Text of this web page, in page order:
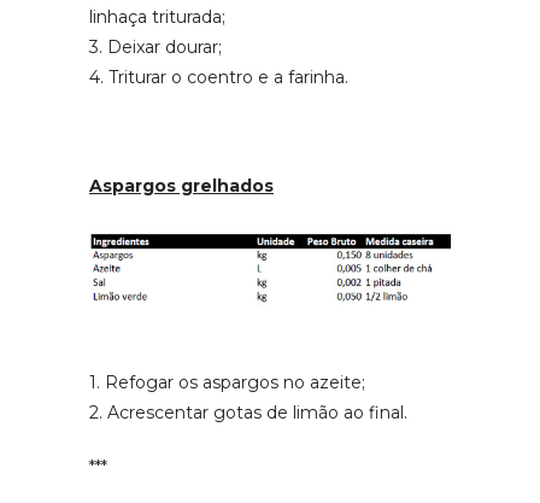
linhaça triturada;
3. Deixar dourar;
4. Triturar o coentro e a farinha.
Aspargos grelhados
1. Refogar os aspargos no azeite;
2. Acrescentar gotas de limão ao final.
***